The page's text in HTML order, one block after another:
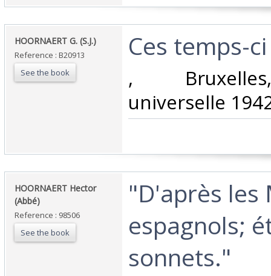
‎HOORNAERT G. (S.J.)‎
Reference : B20913
See the book
‎Ces temps-ci‎
‎,
universelle
‎HOORNAERT Hector
(Abbé)‎
Reference : 98506
See the book
‎"D'après les
espagnols;
sonnets."‎